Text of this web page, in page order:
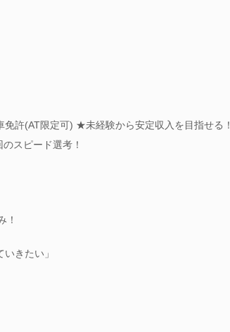
許(AT限定可) ★未経験から安定収入を目指せる！
スピード選考！
！
きたい」